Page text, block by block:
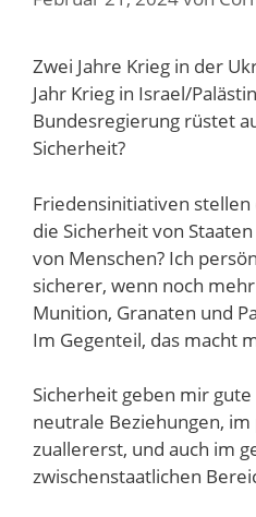
Zwei Jahre Krieg in der
Jahr Krieg in Israel/
Bundesregierung rüstet
Sicherheit?
Friedensinitiativen stellen
die Sicherheit von
von Menschen? Ich
sicherer, wenn noch
Munition, Granaten und
Im Gegenteil, das macht
Sicherheit geben mir
neutrale Beziehungen,
zuallererst, und auch im
zwischenstaatlichen